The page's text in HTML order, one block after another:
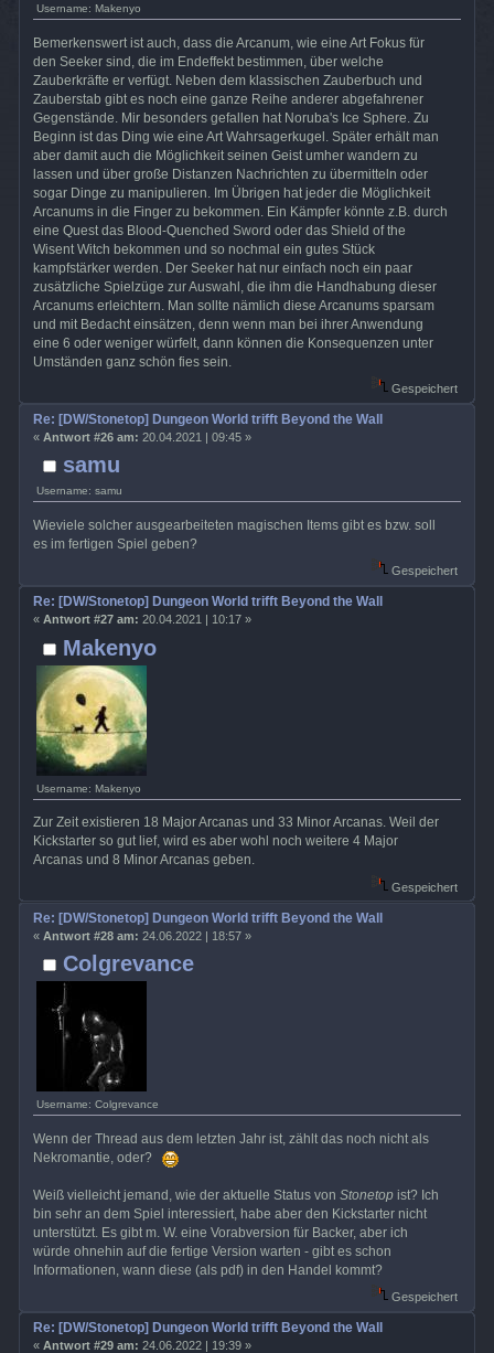
Username: Makenyo
Bemerkenswert ist auch, dass die Arcanum, wie eine Art Fokus für
den Seeker sind, die im Endeffekt bestimmen, über welche
Zauberkräfte er verfügt. Neben dem klassischen Zauberbuch und
Zauberstab gibt es noch eine ganze Reihe anderer abgefahrener
Gegenstände. Mir besonders gefallen hat Noruba's Ice Sphere. Zu
Beginn ist das Ding wie eine Art Wahrsagerkugel. Später erhält man
aber damit auch die Möglichkeit seinen Geist umher wandern zu
lassen und über große Distanzen Nachrichten zu übermitteln oder
sogar Dinge zu manipulieren. Im Übrigen hat jeder die Möglichkeit
Arcanums in die Finger zu bekommen. Ein Kämpfer könnte z.B. durch
eine Quest das Blood-Quenched Sword oder das Shield of the
Wisent Witch bekommen und so nochmal ein gutes Stück
kampfstärker werden. Der Seeker hat nur einfach noch ein paar
zusätzliche Spielzüge zur Auswahl, die ihm die Handhabung dieser
Arcanums erleichtern. Man sollte nämlich diese Arcanums sparsam
und mit Bedacht einsätzen, denn wenn man bei ihrer Anwendung
eine 6 oder weniger würfelt, dann können die Konsequenzen unter
Umständen ganz schön fies sein.
Gespeichert
samu
Username: samu
Re: [DW/Stonetop] Dungeon World trifft Beyond the Wall
« Antwort #26 am: 20.04.2021 | 09:45 »
Wieviele solcher ausgearbeiteten magischen Items gibt es bzw. soll
es im fertigen Spiel geben?
Gespeichert
Makenyo
Username: Makenyo
Re: [DW/Stonetop] Dungeon World trifft Beyond the Wall
« Antwort #27 am: 20.04.2021 | 10:17 »
Zur Zeit existieren 18 Major Arcanas und 33 Minor Arcanas. Weil der
Kickstarter so gut lief, wird es aber wohl noch weitere 4 Major
Arcanas und 8 Minor Arcanas geben.
Gespeichert
Colgrevance
Username: Colgrevance
Re: [DW/Stonetop] Dungeon World trifft Beyond the Wall
« Antwort #28 am: 24.06.2022 | 18:57 »
Wenn der Thread aus dem letzten Jahr ist, zählt das noch nicht als
Nekromantie, oder?
Weiß vielleicht jemand, wie der aktuelle Status von Stonetopist? Ich
bin sehr an dem Spiel interessiert, habe aber den Kickstarter nicht
unterstützt. Es gibt m. W. eine Vorabversion für Backer, aber ich
würde ohnehin auf die fertige Version warten - gibt es schon
Informationen, wann diese (als pdf) in den Handel kommt?
Gespeichert
Re: [DW/Stonetop] Dungeon World trifft Beyond the Wall
« Antwort #29 am: 24.06.2022 | 19:39 »